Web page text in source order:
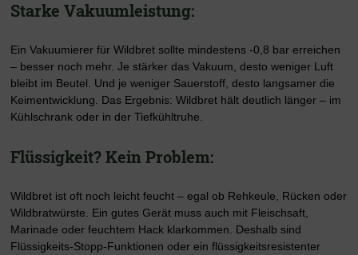
Starke Vakuumleistung:
Ein Vakuumierer für Wildbret sollte mindestens -0,8 bar erreichen
– besser noch mehr. Je stärker das Vakuum, desto weniger Luft
bleibt im Beutel. Und je weniger Sauerstoff, desto langsamer die
Keimentwicklung. Das Ergebnis: Wildbret hält deutlich länger – im
Kühlschrank oder in der Tiefkühltruhe.
Flüssigkeit? Kein Problem:
Wildbret ist oft noch leicht feucht – egal ob Rehkeule, Rücken oder
Wildbratwürste. Ein gutes Gerät muss auch mit Fleischsaft,
Marinade oder feuchtem Hack klarkommen. Deshalb sind
Flüssigkeits-Stopp-Funktionen oder ein flüssigkeitsresistenter